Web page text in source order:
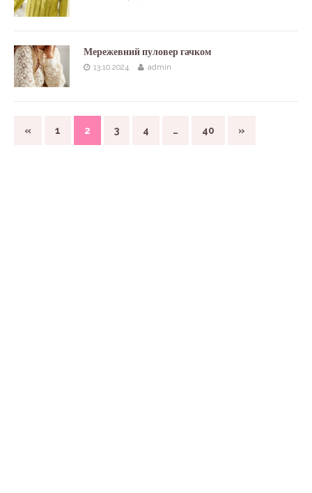
Мережевний пуловер гачком
13.10.2024 admin
« 1 2 3 4 … 40 »